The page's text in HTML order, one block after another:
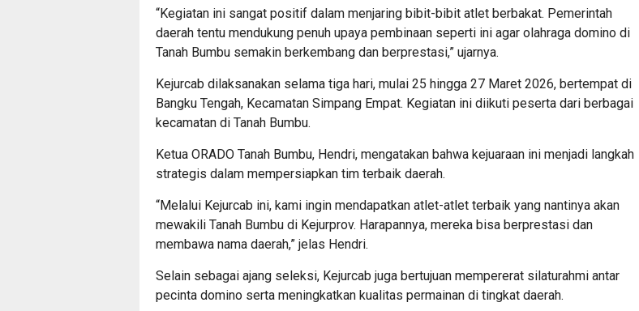
“Kegiatan ini sangat positif dalam menjaring bibit-bibit atlet berbakat. Pemerintah
daerah tentu mendukung penuh upaya pembinaan seperti ini agar olahraga domino di
Tanah Bumbu semakin berkembang dan berprestasi,” ujarnya.
Kejurcab dilaksanakan selama tiga hari, mulai 25 hingga 27 Maret 2026, bertempat di
Bangku Tengah, Kecamatan Simpang Empat. Kegiatan ini diikuti peserta dari berbagai
kecamatan di Tanah Bumbu.
Ketua ORADO Tanah Bumbu, Hendri, mengatakan bahwa kejuaraan ini menjadi langkah
strategis dalam mempersiapkan tim terbaik daerah.
“Melalui Kejurcab ini, kami ingin mendapatkan atlet-atlet terbaik yang nantinya akan
mewakili Tanah Bumbu di Kejurprov. Harapannya, mereka bisa berprestasi dan
membawa nama daerah,” jelas Hendri.
Selain sebagai ajang seleksi, Kejurcab juga bertujuan mempererat silaturahmi antar
pecinta domino serta meningkatkan kualitas permainan di tingkat daerah.